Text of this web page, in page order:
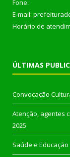
Fone:
E-mail:
Horário de
ÚLTIMAS
Convocação
Atenção, agentes
2025
Saúde e